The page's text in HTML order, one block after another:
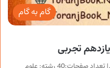
گام به گام
تجربی